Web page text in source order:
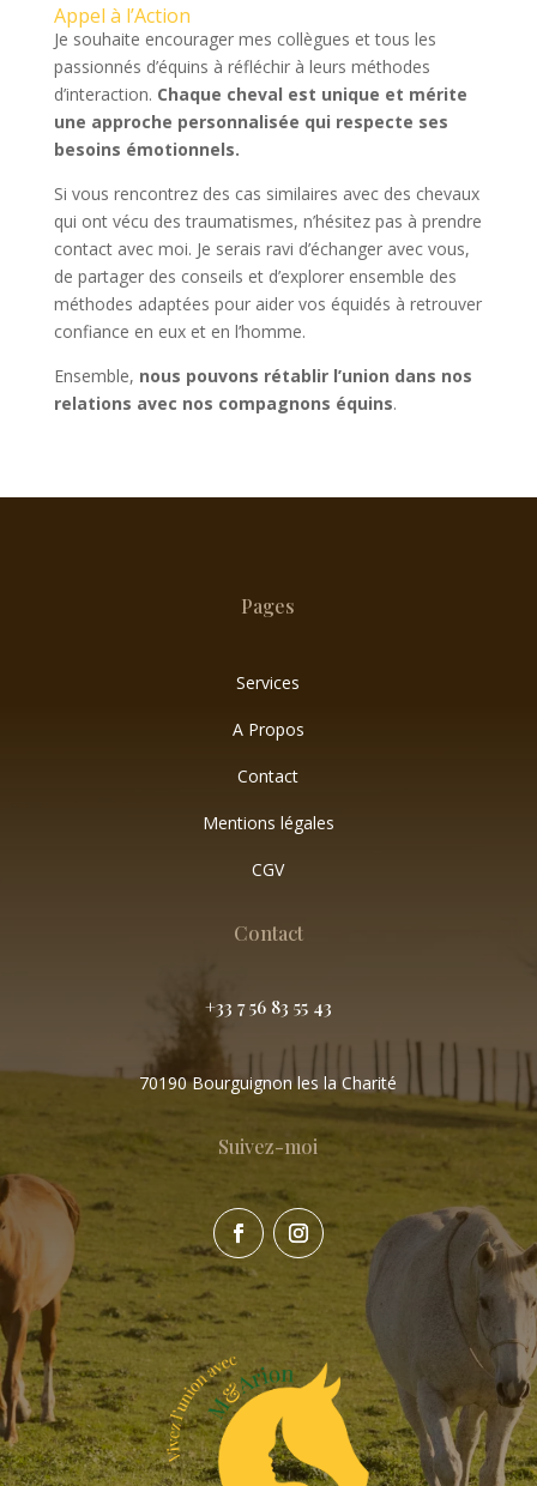
Appel à l’Action
Je souhaite encourager mes collègues et tous les
passionnés d’équins à réfléchir à leurs méthodes
d’interaction. Chaque cheval est unique et mérite
une approche personnalisée qui respecte ses
besoins émotionnels.
Si vous rencontrez des cas similaires avec des chevaux
qui ont vécu des traumatismes, n’hésitez pas à prendre
contact avec moi. Je serais ravi d’échanger avec vous,
de partager des conseils et d’explorer ensemble des
méthodes adaptées pour aider vos équidés à retrouver
confiance en eux et en l’homme.
Ensemble, nous pouvons rétablir l’union dans nos
relations avec nos compagnons équins.
Pages
Services
A Propos
Contact
Mentions légales
CGV
Contact
+33 7 56 83 55 43
70190 Bourguignon les la Charité
Suivez-moi